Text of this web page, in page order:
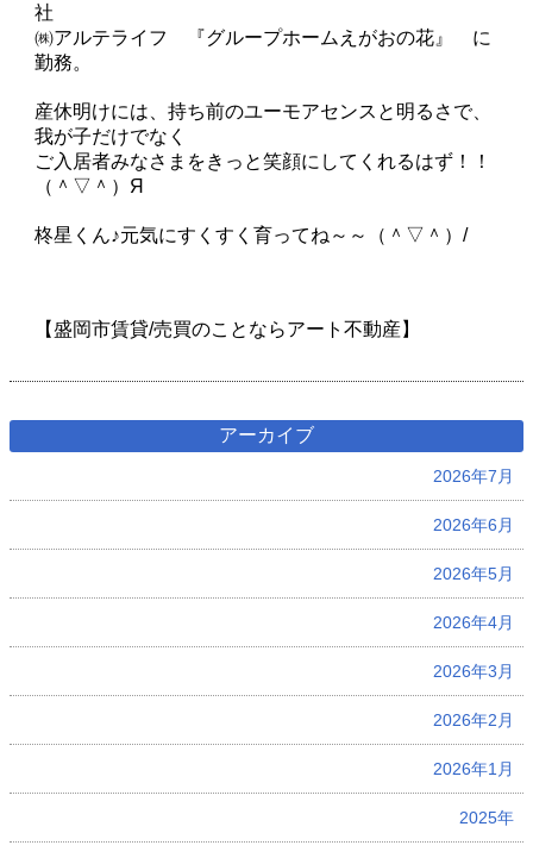
社
㈱アルテライフ 『グループホームえがおの花』 に
勤務。
産休明けには、持ち前のユーモアセンスと明るさで、
我が子だけでなく
ご入居者みなさまをきっと笑顔にしてくれるはず！！
（＾▽＾）Я
柊星くん♪元気にすくすく育ってね～～（＾▽＾）/
【盛岡市賃貸/売買のことならアート不動産】
アーカイブ
2026年7月
2026年6月
2026年5月
2026年4月
2026年3月
2026年2月
2026年1月
2025年